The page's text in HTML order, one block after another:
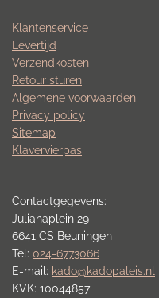
Klantenservice
Levertijd
Verzendkosten
Retour sturen
Algemene voorwaarden
Privacy policy
Sitemap
Klavervierpas
Contactgegevens:
Julianaplein 29
6641 CS Beuningen
Tel: 024-6773066
E-mail: kado@kadopaleis.nl
KVK: 10044857